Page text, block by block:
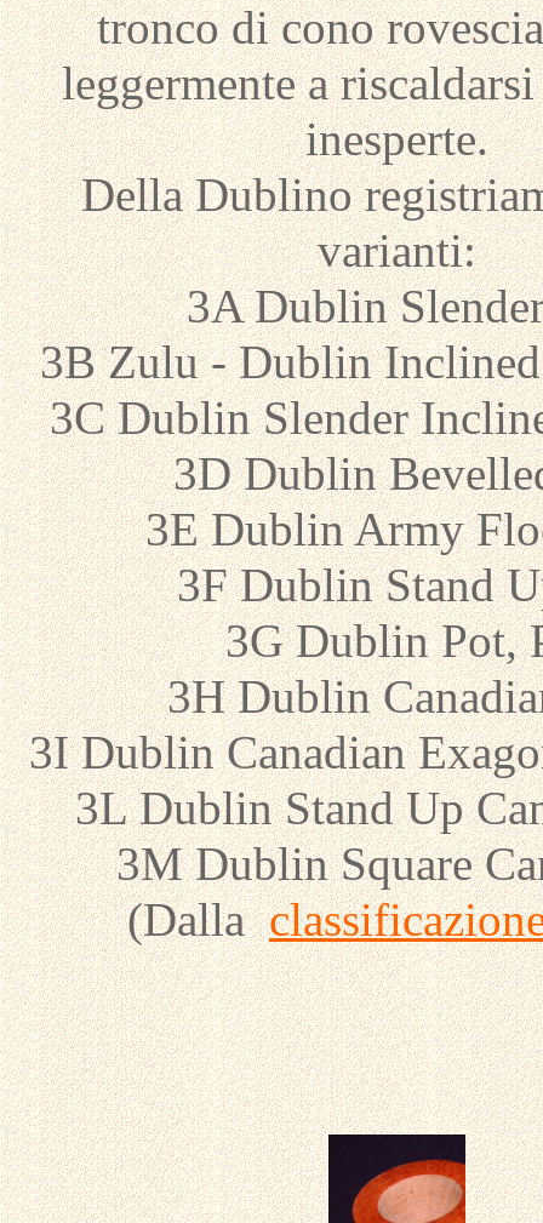
tronco di cono
leggermente a
inesperte.
Della Dublino
varianti:
3A Dublin
3B Zulu - Dublin
3C Dublin Slender
3D Dublin
3E Dublin Army
3F Dublin Stand
3G Dublin Pot,
3H Dublin
3I Dublin Canadian
3L Dublin Stand Up
3M Dublin Square
(Dalla